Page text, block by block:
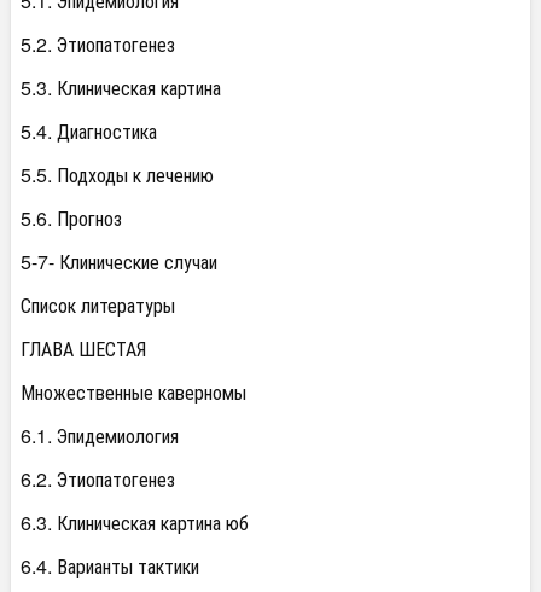
5.2. Этиопатогенез
5.3. Клиническая картина
5.4. Диагностика
5.5. Подходы к лечению
5.6. Прогноз
5-7- Клинические случаи
Список литературы
ГЛАВА ШЕСТАЯ
Множественные каверномы
6.1. Эпидемиология
6.2. Этиопатогенез
6.3. Клиническая картина юб
6.4. Варианты тактики